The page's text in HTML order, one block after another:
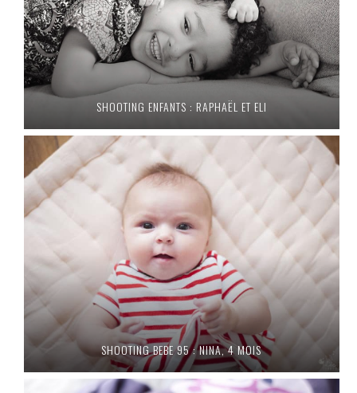
SHOOTING ENFANTS : RAPHAËL ET ELI
SHOOTING BEBE 95 : NINA, 4 MOIS